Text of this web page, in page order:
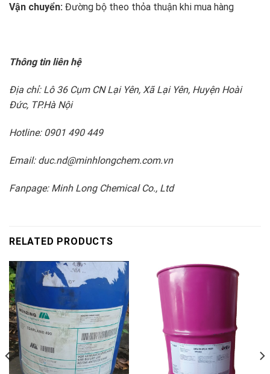
Vận chuyển: Đường bộ theo thỏa thuận khi mua hàng
Thông tin liên hệ
Địa chỉ: Lô 36 Cụm CN Lại Yên, Xã Lại Yên, Huyện Hoài
Đức, TP.Hà Nội
Hotline: 0901 490 449
Email: duc.nd@minhlongchem.com.vn
Fanpage: Minh Long Chemical Co., Ltd
RELATED PRODUCTS